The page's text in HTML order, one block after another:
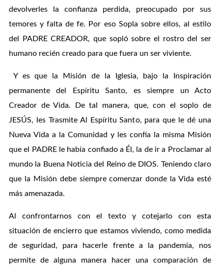
devolverles la confianza perdida, preocupado por sus
temores y falta de fe. Por eso Sopla sobre ellos, al estilo
del PADRE CREADOR, que sopló sobre el rostro del ser
humano recién creado para que fuera un ser viviente.
Y es que la Misión de la Iglesia, bajo la Inspiración
permanente del Espíritu Santo, es siempre un Acto
Creador de Vida. De tal manera, que, con el soplo de
JESÚS, les Trasmite Al Espíritu Santo, para que le dé una
Nueva Vida a la Comunidad y les confía la misma Misión
que el PADRE le había confiado a Él, la de ir a Proclamar al
mundo la Buena Noticia del Reino de DIOS. Teniendo claro
que la Misión debe siempre comenzar donde la Vida esté
más amenazada.
Al confrontarnos con el texto y cotejarlo con esta
situación de encierro que estamos viviendo, como medida
de seguridad, para hacerle frente a la pandemia, nos
permite de alguna manera hacer una comparación de